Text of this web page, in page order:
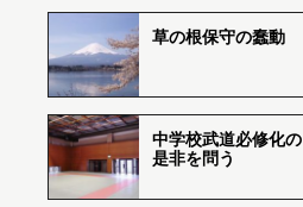
草の根保守の蠢動
中学校武道必修化の
是非を問う